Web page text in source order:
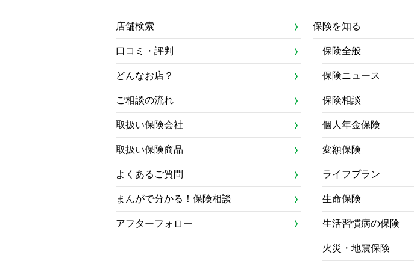
店舗検索
口コミ・評判
どんなお店？
ご相談の流れ
取扱い保険会社
取扱い保険商品
よくあるご質問
まんがで分かる！保険相談
アフターフォロー
保険を知る
保険全般
保険ニュース
保険相談
個人年金保険
変額保険
ライフプラン
生命保険
生活習慣病の保険
火災・地震保険